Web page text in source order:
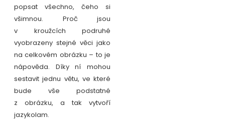
popsat všechno, čeho si
všimnou. Proč jsou
v kroužcích podruhé
vyobrazeny stejné věci jako
na celkovém obrázku – to je
nápověda. Díky ní mohou
sestavit jednu větu, ve které
bude vše podstatné
z obrázku, a tak vytvoří
jazykolam.